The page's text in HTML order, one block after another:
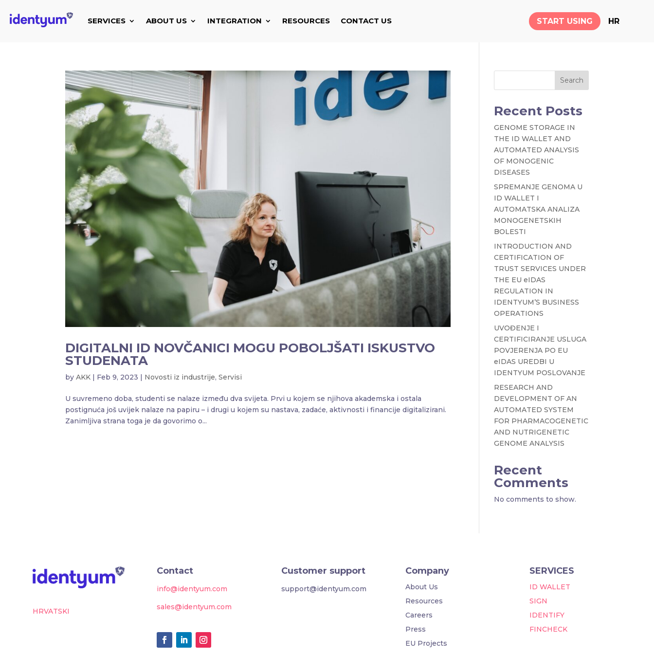
SERVICES ABOUT US INTEGRATION RESOURCES CONTACT US START USING HR
DIGITALNI ID NOVČANICI MOGU POBOLJŠATI ISKUSTVO
STUDENATA
byAKK | Feb 9, 2023 | Novosti iz industrije,Servisi
U suvremeno doba, studenti se nalaze između dva svijeta. Prvi u kojem se njihova akademska i ostala
postignuća još uvijek nalaze na papiru – i drugi u kojem su nastava, zadaće, aktivnosti i financije digitalizirani.
Zanimljiva strana toga je da govorimo o...
Search
Recent Posts
GENOME STORAGE IN
THE ID WALLET AND
AUTOMATED ANALYSIS
OF MONOGENIC
DISEASES
SPREMANJE GENOMA U
ID WALLET I
AUTOMATSKA ANALIZA
MONOGENETSKIH
BOLESTI
INTRODUCTION AND
CERTIFICATION OF
TRUST SERVICES UNDER
THE EU eIDAS
REGULATION IN
IDENTYUM’S BUSINESS
OPERATIONS
UVOĐENJE I
CERTIFICIRANJE USLUGA
POVJERENJA PO EU
eIDAS UREDBI U
IDENTYUM POSLOVANJE
RESEARCH AND
DEVELOPMENT OF AN
AUTOMATED SYSTEM
FOR PHARMACOGENETIC
AND NUTRIGENETIC
GENOME ANALYSIS
Recent
Comments
No comments to show.
HRVATSKI
Contact
info@identyum.com
sales@identyum.com
Customer support
support@identyum.com
Company
About Us
Resources
Careers
Press
EU Projects
SERVICES
ID WALLET
SIGN
IDENTIFY
FINCHECK